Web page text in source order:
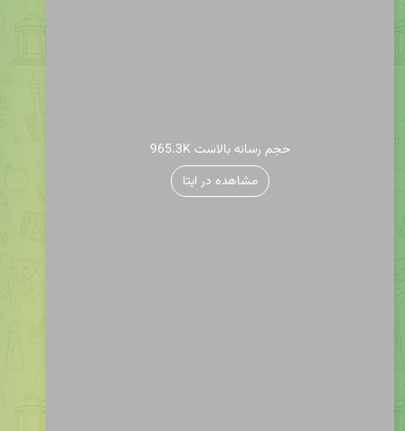
965.3K حجم رسانه بالاست
مشاهده در ایتا